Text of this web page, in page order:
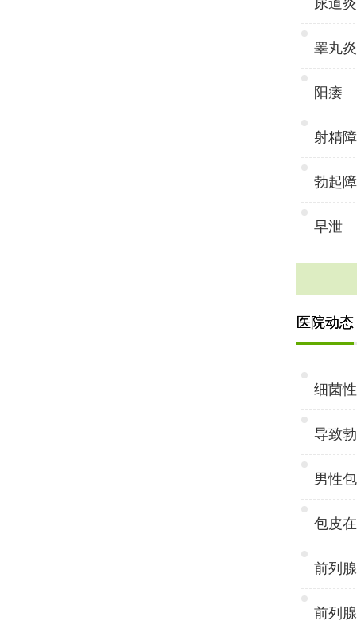
睾丸炎
阳痿
射精
勃起
早泄
医院动态
细菌
导致
男性
包皮
前列
前列